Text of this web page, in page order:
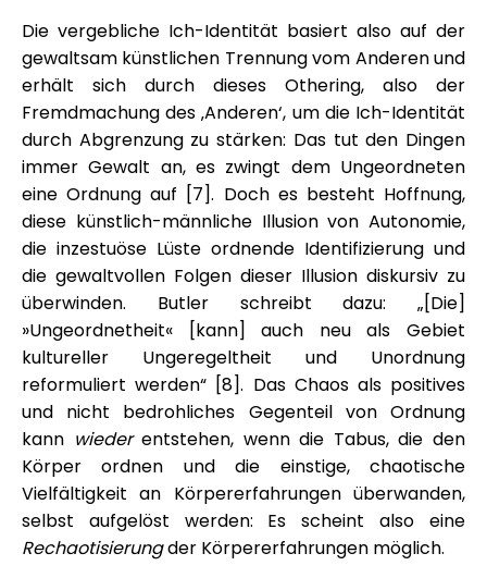
Die vergebliche Ich-Identität basiert also auf der
gewaltsam künstlichen Trennung vom Anderen und
erhält sich durch dieses Othering, also der
Fremdmachung des ‚Anderen‘, um die Ich-Identität
durch Abgrenzung zu stärken: Das tut den Dingen
immer Gewalt an, es zwingt dem Ungeordneten
eine Ordnung auf [7]. Doch es besteht Hoffnung,
diese künstlich-männliche Illusion von Autonomie,
die inzestuöse Lüste ordnende Identifizierung und
die gewaltvollen Folgen dieser Illusion diskursiv zu
überwinden. Butler schreibt dazu: „[Die]
»Ungeordnetheit« [kann] auch neu als Gebiet
kultureller Ungeregeltheit und Unordnung
reformuliert werden“ [8]. Das Chaos als positives
und nicht bedrohliches Gegenteil von Ordnung
kann wiederentstehen, wenn die Tabus, die den
Körper ordnen und die einstige, chaotische
Vielfältigkeit an Körpererfahrungen überwanden,
selbst aufgelöst werden: Es scheint also eine
Rechaotisierungder Körpererfahrungen möglich.